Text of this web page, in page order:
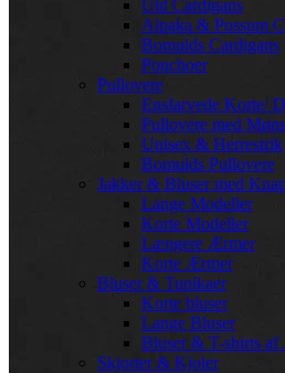
Uld Cardigans
Alpaka & Possum
Bomulds Cardigans
Ponchoer
Pullovere
Ensfarvede Korte/
Pullovere med
Unisex & Herrestrik
Bomulds Pullovere
Jakker & Bluser med
Lange Modeller
Korte Modeller
Længere Ærmer
Korte Ærmer
Bluser & Tunikaer
Korte bluser
Lange Bluser
Bluser & T-shirts af
Skjorter & Kjoler